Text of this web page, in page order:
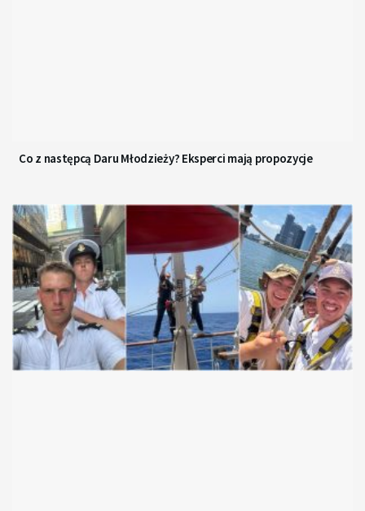
Co z następcą Daru Młodzieży? Eksperci mają propozycje